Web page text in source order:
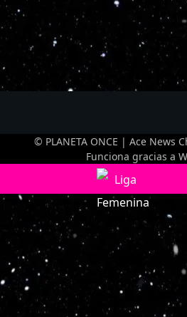
© PLANETA ONCE | Ace News
Funciona gracias a
Optimized by Seraphinite
Turns on site high speed to be